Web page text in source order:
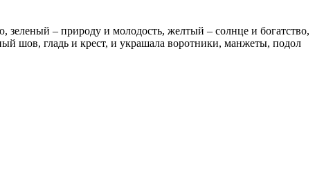
– природу и молодость, желтый – солнце и богатство,
шов, гладь и крест, и украшала воротники, манжеты, подол